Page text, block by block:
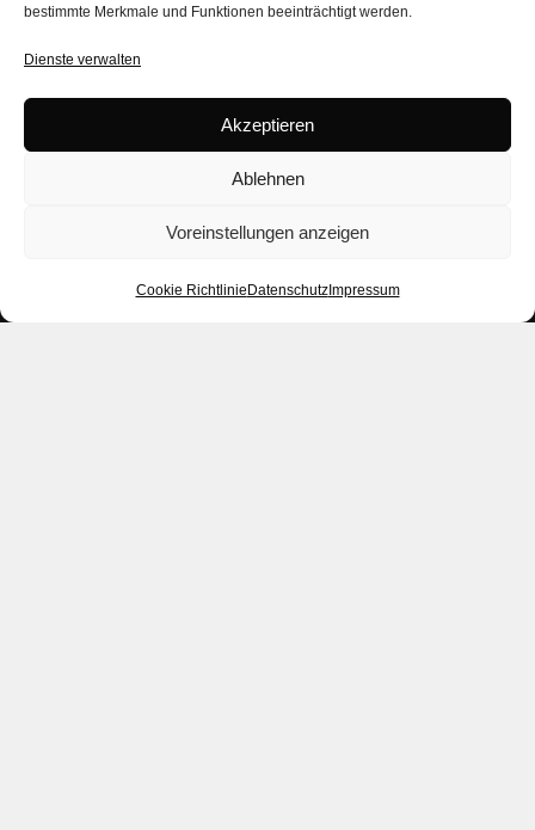
bestimmte Merkmale und Funktionen beeinträchtigt werden.
Dienste verwalten
Akzeptieren
Ablehnen
Voreinstellungen anzeigen
Cookie Richtlinie DatenschutzImpressum
SCROLL SCROLL
Datenschutz
Impressum
Social
Datenschutz
342 707